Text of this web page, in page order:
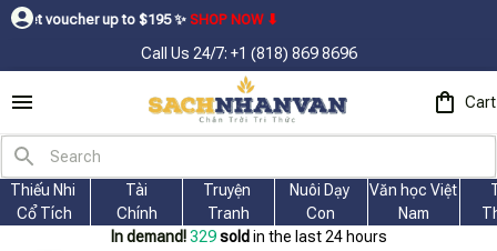
up to $195ㅤ ✨ㅤSHOP NOW ⬇
Call Us 24/7: +1 (818) 869 8696
Cart
Thiếu Nhi
Cổ Tích
Tài
Chính
Truyện
Tranh
Nuôi Dạy
Con
Văn học Việt
Nam
In demand! 331 sold in the last 24 hours